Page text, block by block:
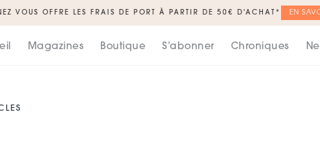
VOUS OFFRE LES FRAIS DE PORT À PARTIR DE 50€ D'ACHAT* EN
Magazines Boutique S’abonner Chroniques